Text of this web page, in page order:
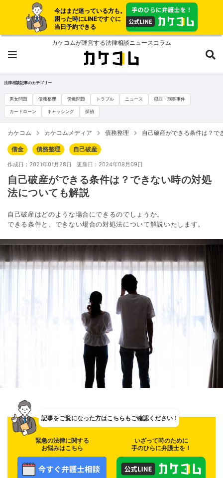
今はまだ迷っている方も。
困った時にLINEですぐに
当日予約できる
カケコムが運営する法律相談ニュースコラム
法律相談記事のカテゴリー
男女問題 債務整理 労働問題 トラブル ニュース 犯罪・刑事事件
カードローン キャッシング 探偵
カケコム カケコムメディア 債務整理 自己破産ができる条件は？で
借金 債務整理 自己破産
作成日：2021年01月28日 更新日：2024年08月09日
自己破産ができる条件は？できない時の対処
法についても解説
自己破産はどのような場合にできるのでしょうか。
できる条件と、できない場合の対処法について解説いたします。
記事をご覧になった方はこちらもご確認ください！
緊急の法律に関する
お悩みはこちら
いざって時のために
手のひらに弁護士を！